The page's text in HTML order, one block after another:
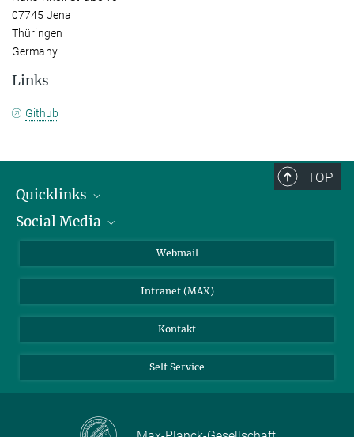
07745 Jena
Thüringen
Germany
Links
Github
TOP
Quicklinks
IMPRS Graduiertenschule
Social Media
Webmail
Intranet (MAX)
Kontakt
Self Service